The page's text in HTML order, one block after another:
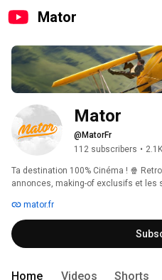
Mator
Mator
@MatorFr
112 subscribers •
Ta destination 100% Cinéma ! 🍿
annonces, making-of exclusifs et
souvenirs de grand écran.
mator.fr
Home Videos Shorts